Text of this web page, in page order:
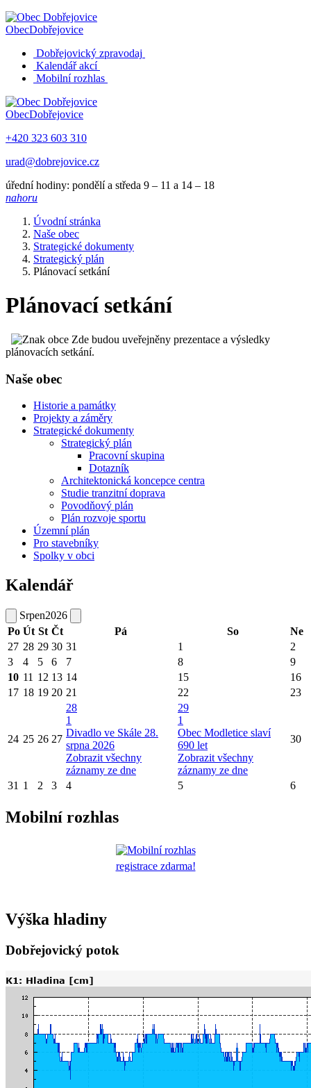
ObecDobřejovice
Dobřejovický zpravodaj
Kalendář akcí
Mobilní rozhlas
ObecDobřejovice
+420 323 603 310
urad@dobrejovice.cz
úřední hodiny: pondělí a středa 9 – 11 a 14 – 18
nahoru
Úvodní stránka
Naše obec
Strategické dokumenty
Strategický plán
Plánovací setkání
Plánovací setkání
Zde budou uveřejněny prezentace a výsledky
plánovacích setkání.
Naše obec
Historie a památky
Projekty a záměry
Strategické dokumenty
Strategický plán
Pracovní skupina
Dotazník
Architektonická koncepce centra
Studie tranzitní doprava
Povodňový plán
Plán rozvoje sportu
Územní plán
Pro stavebníky
Spolky v obci
Kalendář
Srpen2026
Po Út St Čt Pá So
Ne
27 28 29 30 31 1
2
3
4 5 6 7 8
9
10 11 12 13 14 15
16
17 18 19 20 21 22 23
24 25 26 27
28
1
Divadlo ve Skále 28.
srpna 2026
Zobrazit všechny
záznamy ze dne
29
1
Obec Modletice slaví
690 let
Zobrazit všechny
záznamy ze dne
30
31 1 2 3 4 5 6
Mobilní rozhlas
registrace zdarma!
Výška hladiny
Dobřejovický potok